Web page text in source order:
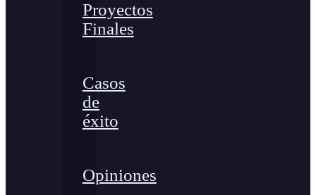
Proyectos
Finales
Casos
de
éxito
Opiniones